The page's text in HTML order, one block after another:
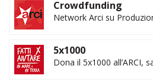
Crowdfunding
Network Arci su
5x1000
Dona il 5x1000 all’ARCI,